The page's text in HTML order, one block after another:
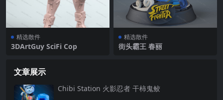
精选散件
3DArtGuy SciFi Cop
精选散件
街头霸王 春丽
文章展示
Chibi Station 火影忍者 干柿鬼鲛